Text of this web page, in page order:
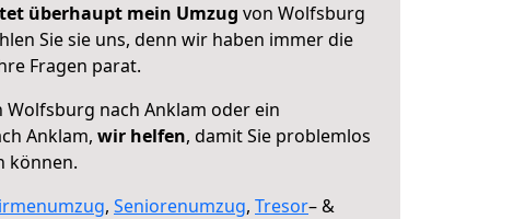
überhaupt mein Umzug von Wolfsburg
Sie sie uns, denn wir haben immer die
Fragen parat.
Wolfsburg nach Anklam oder ein
Anklam, wir helfen, damit Sie problemlos
können.
, Seniorenumzug, Tresor– &